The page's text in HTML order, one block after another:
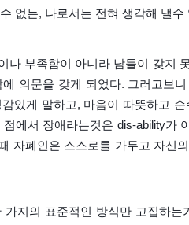
없는, 나로서는 전혀 생각해 낼수
나 부족함이 아니라 남들이 갖지
의문을 갖게 되었다. 그러고보
감있게 말하고, 마음이 따뜻하고
점에서 장애라는것은 dis-ability가
자폐인은 스스로를 가두고 자신
지의 표준적인 방식만 고집하